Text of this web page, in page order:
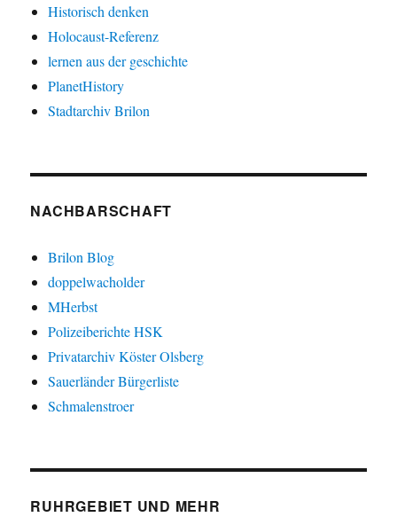
Historisch denken
Holocaust-Referenz
lernen aus der geschichte
PlanetHistory
Stadtarchiv Brilon
NACHBARSCHAFT
Brilon Blog
doppelwacholder
MHerbst
Polizeiberichte HSK
Privatarchiv Köster Olsberg
Sauerländer Bürgerliste
Schmalenstroer
RUHRGEBIET UND MEHR